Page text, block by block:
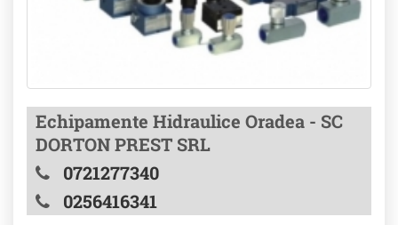
Echipamente Hidraulice Oradea - SC
DORTON PREST SRL
0721277340
0256416341